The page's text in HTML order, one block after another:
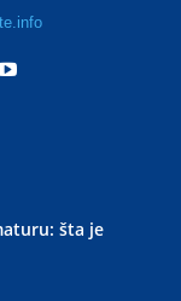
šta je